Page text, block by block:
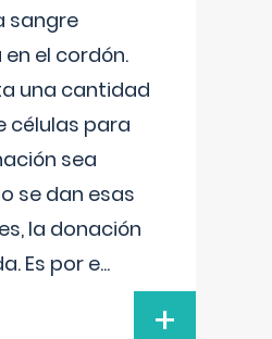
sangre
el cordón.
una cantidad
células para
sea
se dan esas
la donación
Es por e...
+